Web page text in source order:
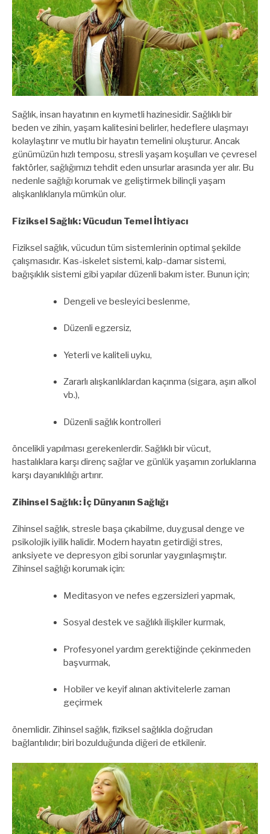
Sağlık, insan hayatının en kıymetli hazinesidir. Sağlıklı bir
beden ve zihin, yaşam kalitesini belirler, hedeflere ulaşmayı
kolaylaştırır ve mutlu bir hayatın temelini oluşturur. Ancak
günümüzün hızlı temposu, stresli yaşam koşulları ve çevresel
faktörler, sağlığımızı tehdit eden unsurlar arasında yer alır. Bu
nedenle sağlığı korumak ve geliştirmek bilinçli yaşam
alışkanlıklarıyla mümkün olur.
Fiziksel Sağlık: Vücudun Temel İhtiyacı
Fiziksel sağlık, vücudun tüm sistemlerinin optimal şekilde
çalışmasıdır. Kas-iskelet sistemi, kalp-damar sistemi,
bağışıklık sistemi gibi yapılar düzenli bakım ister. Bunun için;
Dengeli ve besleyici beslenme,
Düzenli egzersiz,
Yeterli ve kaliteli uyku,
Zararlı alışkanlıklardan kaçınma (sigara, aşırı alkol
vb.),
Düzenli sağlık kontrolleri
öncelikli yapılması gerekenlerdir. Sağlıklı bir vücut,
hastalıklara karşı direnç sağlar ve günlük yaşamın zorluklarına
karşı dayanıklılığı artırır.
Zihinsel Sağlık: İç Dünyanın Sağlığı
Zihinsel sağlık, stresle başa çıkabilme, duygusal denge ve
psikolojik iyilik halidir. Modern hayatın getirdiği stres,
anksiyete ve depresyon gibi sorunlar yaygınlaşmıştır.
Zihinsel sağlığı korumak için:
Meditasyon ve nefes egzersizleri yapmak,
Sosyal destek ve sağlıklı ilişkiler kurmak,
Profesyonel yardım gerektiğinde çekinmeden
başvurmak,
Hobiler ve keyif alınan aktivitelerle zaman
geçirmek
önemlidir. Zihinsel sağlık, fiziksel sağlıkla doğrudan
bağlantılıdır; biri bozulduğunda diğeri de etkilenir.